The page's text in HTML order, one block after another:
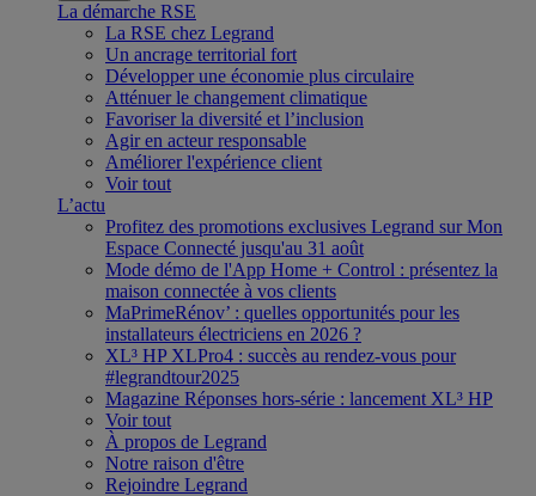
La démarche RSE
La RSE chez Legrand
Un ancrage territorial fort
Développer une économie plus circulaire
Atténuer le changement climatique
Favoriser la diversité et l’inclusion
Agir en acteur responsable
Améliorer l'expérience client
Voir tout
L’actu
Profitez des promotions exclusives Legrand sur Mon
Espace Connecté jusqu'au 31 août
Mode démo de l'App Home + Control : présentez la
maison connectée à vos clients
MaPrimeRénov’ : quelles opportunités pour les
installateurs électriciens en 2026 ?
XL³ HP XLPro4 : succès au rendez-vous pour
#legrandtour2025
Magazine Réponses hors-série : lancement XL³ HP
Voir tout
À propos de Legrand
Notre raison d'être
Rejoindre Legrand